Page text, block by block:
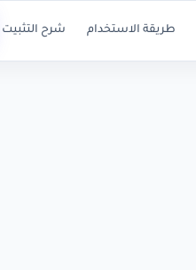
طريقة الاستخدام شرح التثبيت